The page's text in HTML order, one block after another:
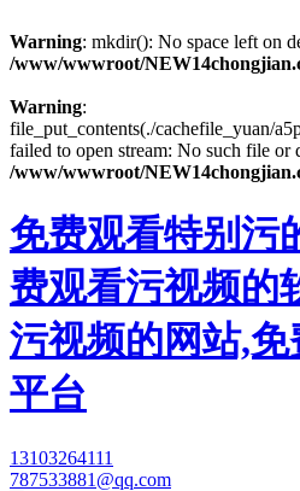
Warning: mkdir(): No space left on
/www/wwwroot/
Warning:
file_put_contents(./cachefile_yuan/
failed to open stream: No such file or
/www/wwwroot/
免费观看特别污
费观看污视频的
污视频的网站,
平台
13103264111
787533881@qq.com